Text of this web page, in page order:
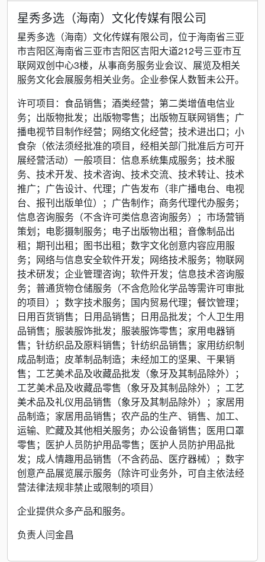
星秀多选（海南）文化传媒有限公司
星秀多选（海南）文化传媒有限公司，位于海南省三亚
市吉阳区海南省三亚市吉阳区吉阳大道212号三亚市互
联网双创中心3楼，从事商务服务业会议、展览及相关
服务文化会展服务相关业务。企业参保人数暂未公开。
许可项目：食品销售；酒类经营；第二类增值电信业
务；出版物批发；出版物零售；出版物互联网销售；广
播电视节目制作经营；网络文化经营；技术进出口；小
食杂（依法须经批准的项目，经相关部门批准后方可开
展经营活动）一般项目：信息系统集成服务；技术服
务、技术开发、技术咨询、技术交流、技术转让、技术
推广；广告设计、代理；广告发布（非广播电台、电视
台、报刊出版单位）；广告制作；商务代理代办服务；
信息咨询服务（不含许可类信息咨询服务）；市场营销
策划；电影摄制服务；电子出版物出租；音像制品出
租；期刊出租；图书出租；数字文化创意内容应用服
务；网络与信息安全软件开发；网络技术服务；物联网
技术研发；企业管理咨询；软件开发；信息技术咨询服
务；普通货物仓储服务（不含危险化学品等需许可审批
的项目）；数字技术服务；国内贸易代理；餐饮管理；
日用百货销售；日用品销售；日用品批发；个人卫生用
品销售；服装服饰批发；服装服饰零售；家用电器销
售；针纺织品及原料销售；针纺织品销售；家用纺织制
成品制造；皮革制品制造；未经加工的坚果、干果销
售；工艺美术品及收藏品批发（象牙及其制品除外）；
工艺美术品及收藏品零售（象牙及其制品除外）；工艺
美术品及礼仪用品销售（象牙及其制品除外）；家居用
品制造；家居用品销售；农产品的生产、销售、加工、
运输、贮藏及其他相关服务；办公设备销售；医用口罩
零售；医护人员防护用品零售；医护人员防护用品批
发；成人情趣用品销售（不含药品、医疗器械）；数字
创意产品展览展示服务（除许可业务外，可自主依法经
营法律法规非禁止或限制的项目）
企业提供众多产品和服务。
负责人闫金昌